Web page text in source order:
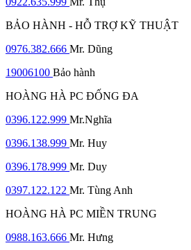
BẢO HÀNH - HỖ TRỢ KỸ THUẬT
0976.382.666 Mr. Dũng
19006100 Bảo hành
HOÀNG HÀ PC ĐỐNG ĐA
0396.122.999 Mr.Nghĩa
0396.138.999 Mr. Huy
0396.178.999 Mr. Duy
0397.122.122 Mr. Tùng Anh
HOÀNG HÀ PC MIỀN TRUNG
0988.163.666 Mr. Hưng